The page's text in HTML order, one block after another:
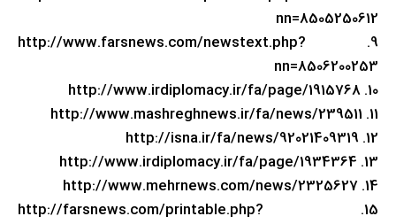
nn=8505250612
9. http://www.farsnews.com/newstext.php?
nn=8506200253
10. http://www.irdiplomacy.ir/fa/page/1915768
11. http://www.mashreghnews.ir/fa/news/239511
12. http://isna.ir/fa/news/92021409319
13. http://www.irdiplomacy.ir/fa/page/1934364
14. http://www.mehrnews.com/news/2325627
15. http://farsnews.com/printable.php?